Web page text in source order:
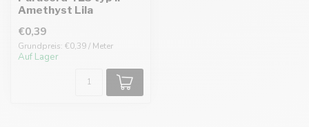
Amethyst Lila
€0,39
Grundpreis: €0,39 / Meter
Auf Lager